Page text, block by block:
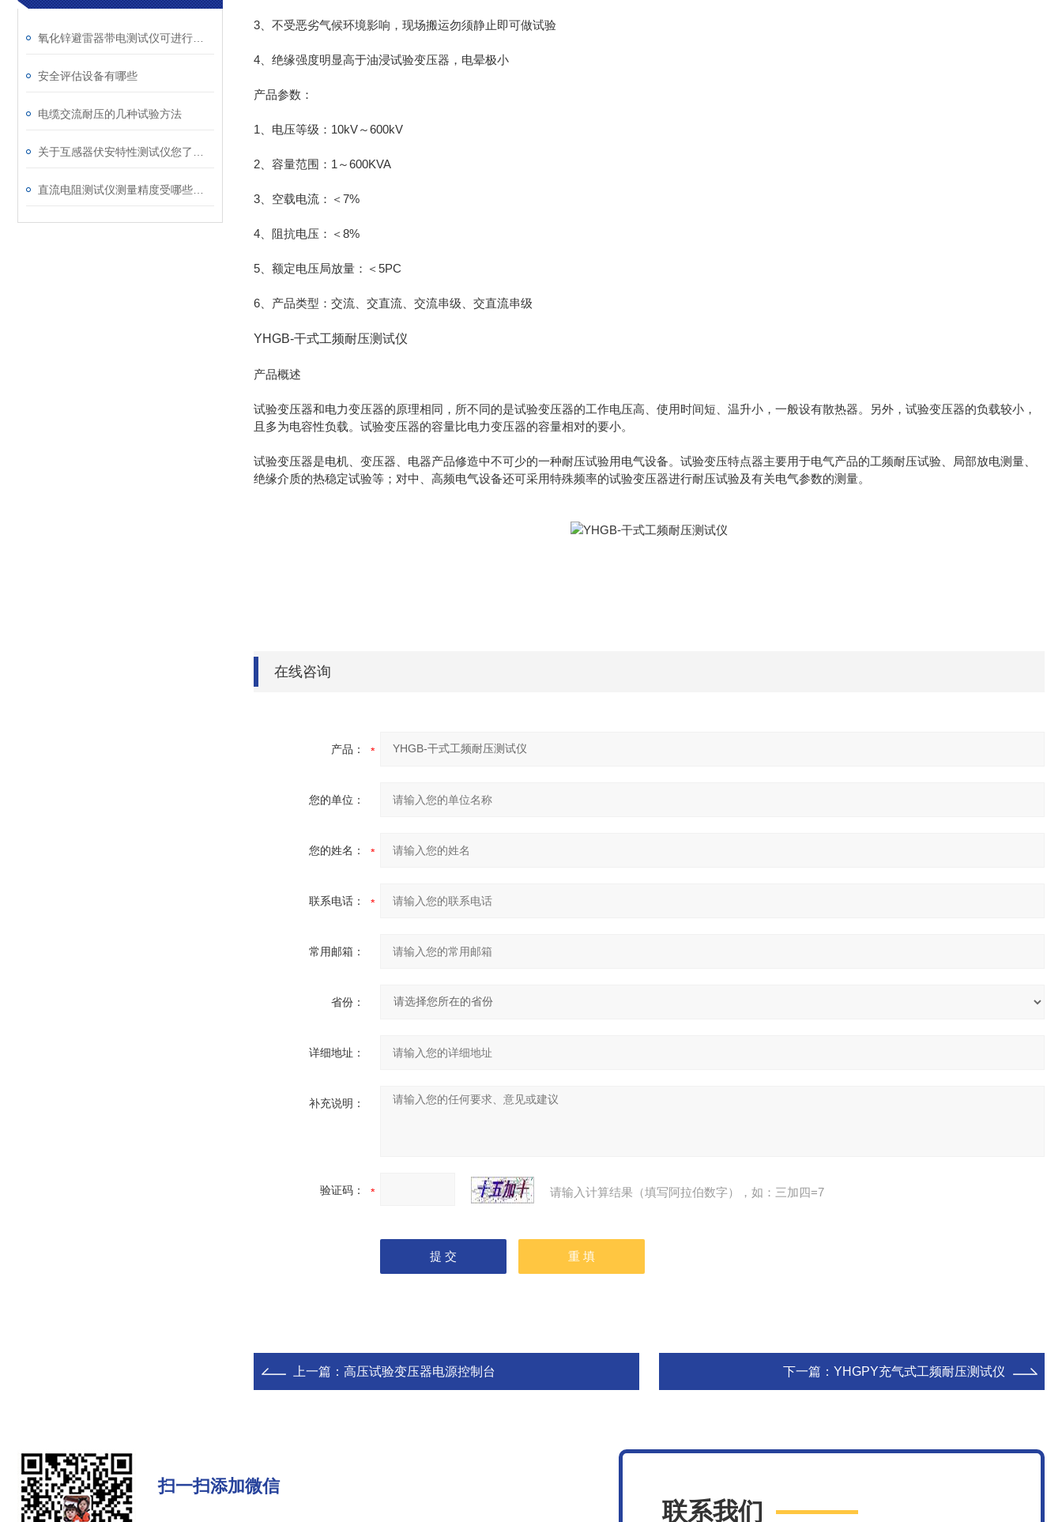
安全评估设备有哪些
电缆交流耐压的几种试验方法
3、不受恶劣气候环境影响，现场搬运勿须静止即可做试验
4、绝缘强度明显高于油浸试验变压器，电晕极小
产品参数：
1、电压等级：10kV～600kV
2、容量范围：1～600KVA
3、空载电流：＜7%
4、阻抗电压：＜8%
5、额定电压局放量：＜5PC
6、产品类型：交流、交直流、交流串级、交直流串级
YHGB-干式工频耐压测试仪
产品概述
试验变压器和电力变压器的原理相同，所不同的是试验变压器的工作电压高、使用时间短、温升小，一般设有散热器。另外，试验变压器的负载较小，
且多为电容性负载。试验变压器的容量比电力变压器的容量相对的要小。
试验变压器是电机、变压器、电器产品修造中不可少的一种耐压试验用电气设备。试验变压特点器主要用于电气产品的工频耐压试验、局部放电测量、
绝缘介质的热稳定试验等；对中、高频电气设备还可采用特殊频率的试验变压器进行耐压试验及有关电气参数的测量。
在线咨询
产品：
您的单位：
您的姓名：
联系电话：
常用邮箱：
省份：
详细地址：
补充说明：
验证码： 请输入计算结果（填写阿拉伯数字），如：三加四=7
上一篇： 高压试验变压器电源控制台 下一篇： YHGPY充气式工频耐压测试仪
扫一扫添加微信
联系我们